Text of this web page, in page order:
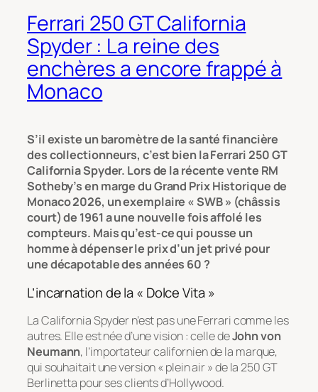
Ferrari 250 GT California
Spyder : La reine des
enchères a encore frappé à
Monaco
S’il existe un baromètre de la santé financière
des collectionneurs, c’est bien la Ferrari 250 GT
California Spyder. Lors de la récente vente RM
Sotheby’s en marge du Grand Prix Historique de
Monaco 2026, un exemplaire « SWB » (châssis
court) de 1961 a une nouvelle fois affolé les
compteurs. Mais qu’est-ce qui pousse un
homme à dépenser le prix d’un jet privé pour
une décapotable des années 60 ?
L’incarnation de la « Dolce Vita »
La California Spyder n’est pas une Ferrari comme les
autres. Elle est née d’une vision : celle deJohn von
Neumann, l’importateur californien de la marque,
qui souhaitait une version « plein air » de la 250 GT
Berlinetta pour ses clients d’Hollywood.